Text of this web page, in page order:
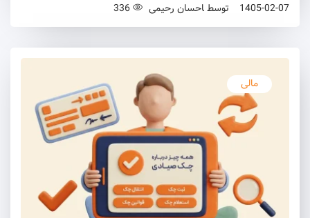
1405-02-07 توسط احسان رحیمی
مالی